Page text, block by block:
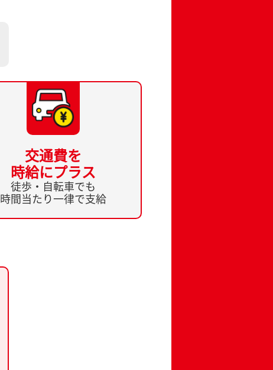
交通費を
時給にプラス
徒歩・自転車でも
時間当たり一律で支給